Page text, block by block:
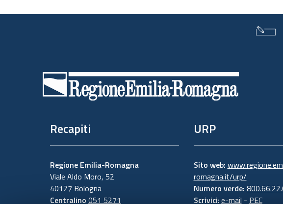
Recapiti
Regione Emilia-Romagna
Viale Aldo Moro, 52
40127 Bologna
Centralino 051 5271
URP
Sito web:
romagna.it/urp/
Numero verde:
Scrivici: e-mail - PEC